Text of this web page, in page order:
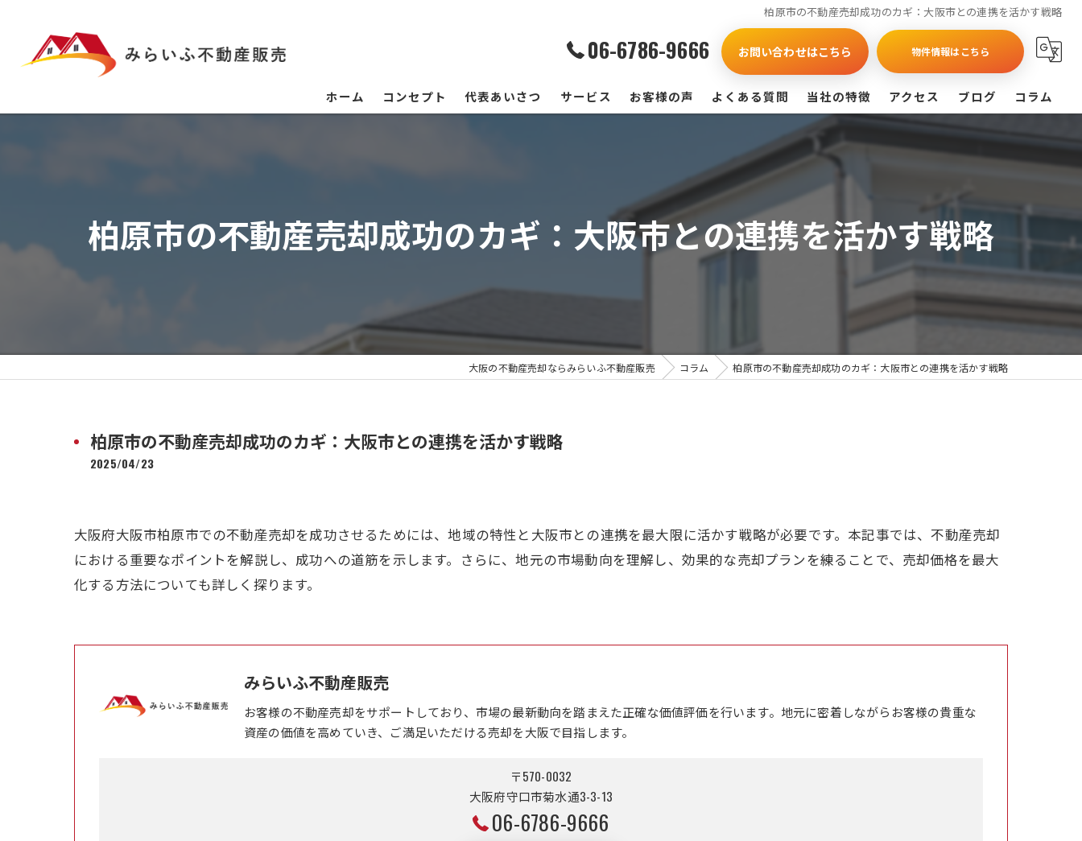
柏原市の不動産売却成功のカギ：大阪市との連携を活かす戦略
06-6786-9666 お問い合わせはこちら 物件情報はこちら
ホーム コンセプト 代表あいさつ サービス お客様の声 よくある質問 当社の特徴
買取
戸建て
マンション
アクセス ブログ コラム
柏原市の不動産売却成功のカギ：大阪市との連携を活かす戦略
大阪の不動産売却ならみらいふ不動産販売 コラム 柏原市の不動産売却成功のカギ：大阪市との連携を活かす戦略
柏原市の不動産売却成功のカギ：大阪市との連携を活かす戦略
2025/04/23
大阪府大阪市柏原市での不動産売却を成功させるためには、地域の特性と大阪市との連携を最大限に活かす戦略が必要です。本記事では、不動産売却
における重要なポイントを解説し、成功への道筋を示します。さらに、地元の市場動向を理解し、効果的な売却プランを練ることで、売却価格を最大
化する方法についても詳しく探ります。
みらいふ不動産販売
お客様の不動産売却をサポートしており、市場の最新動向を踏まえた正確な価値評価を行います。地元に密着しながらお客様の貴重な
資産の価値を高めていき、ご満足いただける売却を大阪で目指します。
〒570-0032
大阪府守口市菊水通3-3-13
06-6786-9666